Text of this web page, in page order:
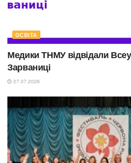
ОСВІТА
Медики ТНМУ відвідали
Зарваниці
27.07.2026